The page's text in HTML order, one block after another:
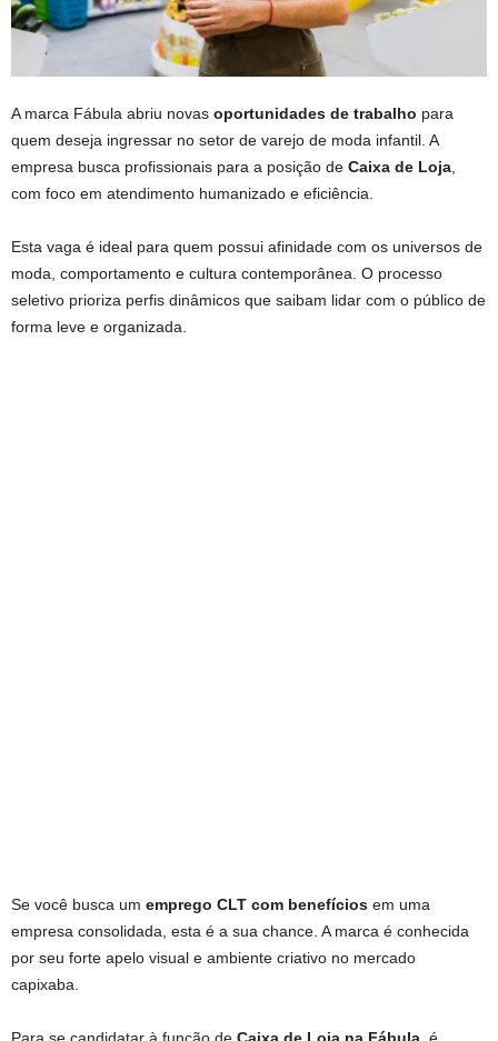
A marca Fábula abriu novas oportunidades de trabalho para
quem deseja ingressar no setor de varejo de moda infantil. A
empresa busca profissionais para a posição de Caixa de Loja
com foco em atendimento humanizado e eficiência.
Esta vaga é ideal para quem possui afinidade com os universos de
moda, comportamento e cultura contemporânea. O processo
seletivo prioriza perfis dinâmicos que saibam lidar com o público de
forma leve e organizada.
Se você busca um emprego CLT com benefícios em uma
empresa consolidada, esta é a sua chance. A marca é conhecida
por seu forte apelo visual e ambiente criativo no mercado
capixaba.